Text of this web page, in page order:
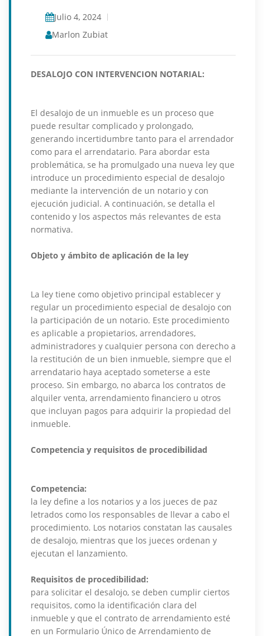
Julio 4, 2024
Marlon Zubiat
DESALOJO CON INTERVENCION NOTARIAL:
El desalojo de un inmueble es un proceso que
puede resultar complicado y prolongado,
generando incertidumbre tanto para el arrendador
como para el arrendatario. Para abordar esta
problemática, se ha promulgado una nueva ley que
introduce un procedimiento especial de desalojo
mediante la intervención de un notario y con
ejecución judicial. A continuación, se detalla el
contenido y los aspectos más relevantes de esta
normativa.
Objeto y ámbito de aplicación de la ley
La ley tiene como objetivo principal establecer y
regular un procedimiento especial de desalojo con
la participación de un notario. Este procedimiento
es aplicable a propietarios, arrendadores,
administradores y cualquier persona con derecho a
la restitución de un bien inmueble, siempre que el
arrendatario haya aceptado someterse a este
proceso. Sin embargo, no abarca los contratos de
alquiler venta, arrendamiento financiero u otros
que incluyan pagos para adquirir la propiedad del
inmueble.
Competencia y requisitos de procedibilidad
Competencia:
la ley define a los notarios y a los jueces de paz
letrados como los responsables de llevar a cabo el
procedimiento. Los notarios constatan las causales
de desalojo, mientras que los jueces ordenan y
ejecutan el lanzamiento.
Requisitos de procedibilidad:
para solicitar el desalojo, se deben cumplir ciertos
requisitos, como la identificación clara del
inmueble y que el contrato de arrendamiento esté
en un Formulario Único de Arrendamiento de